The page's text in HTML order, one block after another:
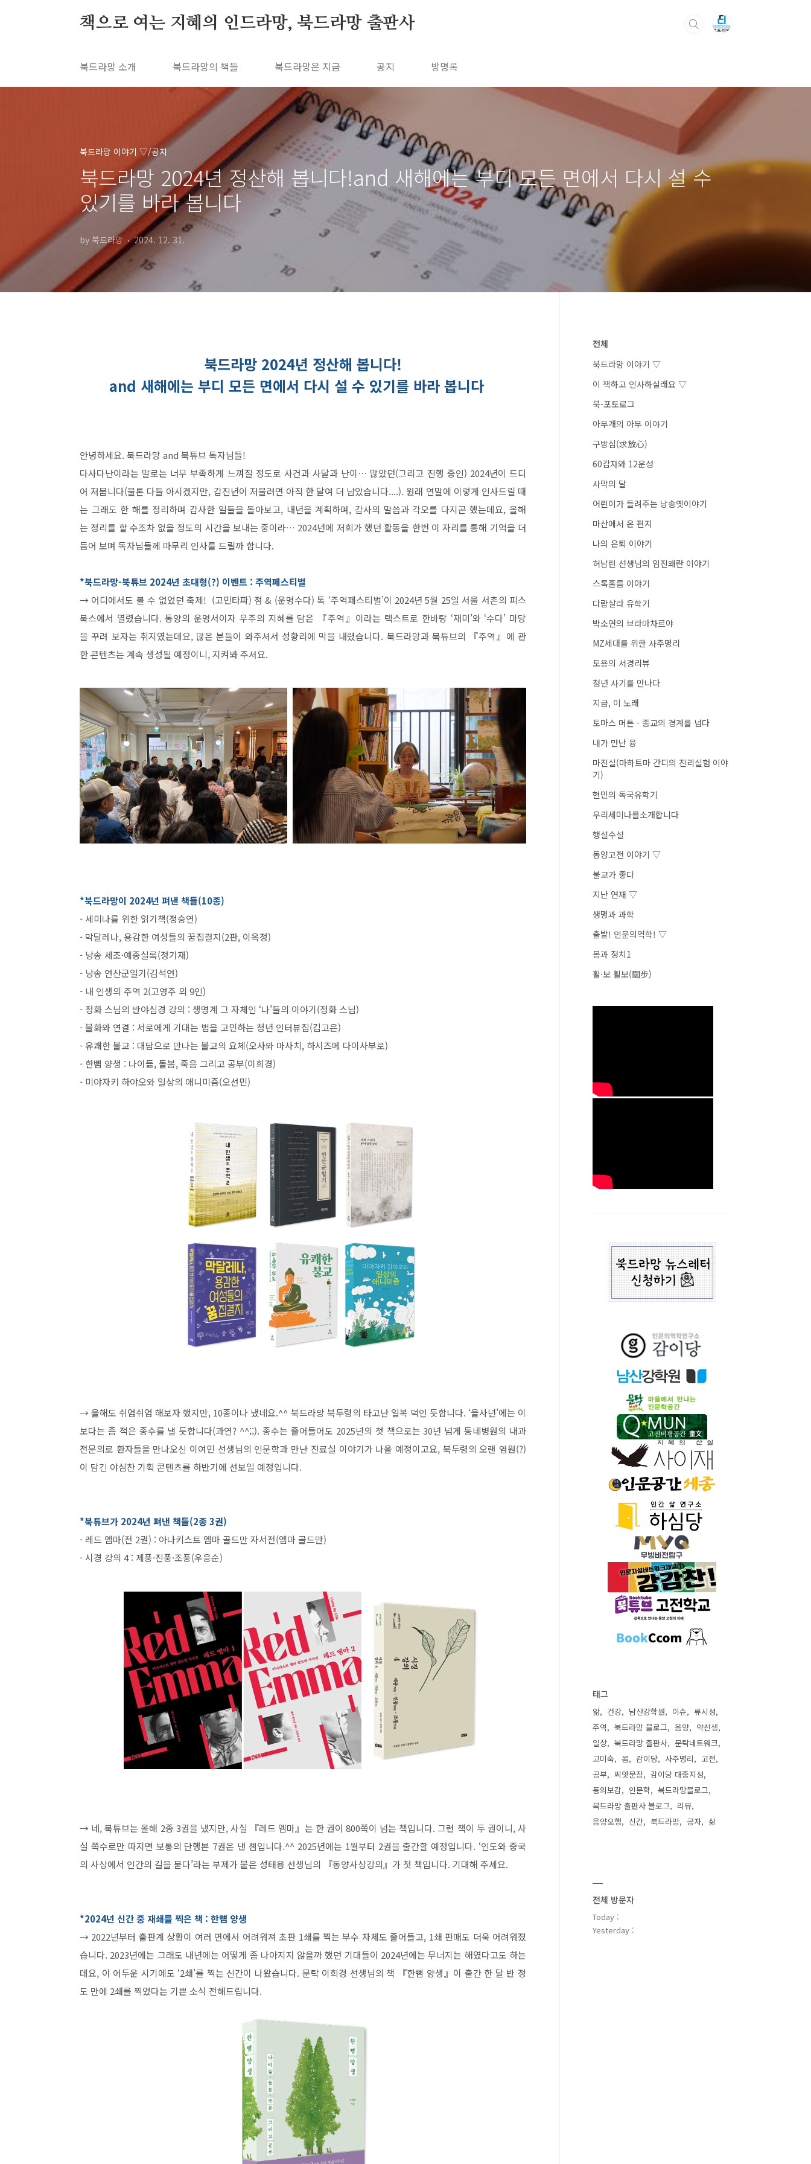
책으로 여는 지혜의 인드라망, 북드라망 출판사
북드라망 소개 북드라망의 책들 북드라망은 지금 공지 방명록
북드라망 이야기 ▽/공지
북드라망 2024년 정산해 봅니다!and 새해에는 부디 모든 면에서 다시 설 수
있기를 바라 봅니다
by 북드라망 2024. 12. 31.
북드라망 2024년 정산해 봅니다!
and 새해에는 부디 모든 면에서 다시 설 수 있기를 바라 봅니다
안녕하세요. 북드라망 and 북튜브 독자님들!
다사다난이라는 말로는 너무 부족하게 느껴질 정도로 사건과 사달과 난이… 많았던(그리고 진행 중인) 2024년이 드디
어 저뭅니다(물론 다들 아시겠지만, 갑진년이 저물려면 아직 한 달여 더 남았습니다....). 원래 연말에 이렇게 인사드릴 때
는 그래도 한 해를 정리하며 감사한 일들을 돌아보고, 내년을 계획하며, 감사의 말씀과 각오를 다지곤 했는데요, 올해
는 정리를 할 수조차 없을 정도의 시간을 보내는 중이라… 2024년에 저희가 했던 활동을 한번 이 자리를 통해 기억을 더
듬어 보며 독자님들께 마무리 인사를 드릴까 합니다.
*북드라망-북튜브 2024년 초대형(?) 이벤트 : 주역페스티벌
→ 어디에서도 볼 수 없었던 축제! (고민타파) 점 & (운명수다) 톡 ‘주역페스티벌’이 2024년 5월 25일 서울 서촌의 피스
북스에서 열렸습니다. 동양의 운명서이자 우주의 지혜를 담은 『주역』이라는 텍스트로 한바탕 ‘재미’와 ‘수다’ 마당
을 꾸려 보자는 취지였는데요, 많은 분들이 와주셔서 성황리에 막을 내렸습니다. 북드라망과 북튜브의 『주역』에 관
한 콘텐츠는 계속 생성될 예정이니, 지켜봐 주셔요.
*북드라망이 2024년 펴낸 책들(10종)
- 세미나를 위한 읽기책(정승연)
- 막달레나, 용감한 여성들의 꿈집결지(2판, 이옥정)
- 낭송 세조·예종실록(정기재)
- 낭송 연산군일기(김석연)
- 내 인생의 주역 2(고영주 외 9인)
- 정화 스님의 반야심경 강의 : 생명계 그 자체인 ‘나’들의 이야기(정화 스님)
- 불화와 연결 : 서로에게 기대는 법을 고민하는 청년 인터뷰집(김고은)
- 유쾌한 불교 : 대담으로 만나는 불교의 요체(오사와 마사치, 하시즈메 다이사부로)
- 한뼘 양생 : 나이듦, 돌봄, 죽음 그리고 공부(이희경)
- 미야자키 하야오와 일상의 애니미즘(오선민)
→ 올해도 쉬엄쉬엄 해보자 했지만, 10종이나 냈네요.^^ 북드라망 북두령의 타고난 일복 덕인 듯합니다. ‘을사년’에는 이
보다는 좀 적은 종수를 낼 듯합니다(과연? ^^;;). 종수는 줄어들어도 2025년의 첫 책으로는 30년 넘게 동네병원의 내과
전문의로 환자들을 만나오신 이여민 선생님의 인문학과 만난 진료실 이야기가 나올 예정이고요, 북두령의 오랜 염원(?)
이 담긴 야심찬 기획 콘텐츠를 하반기에 선보일 예정입니다.
*북튜브가 2024년 펴낸 책들(2종 3권)
- 레드 엠마(전 2권) : 아나키스트 엠마 골드만 자서전(엠마 골드만)
- 시경 강의 4 : 제풍·진풍·조풍(우응순)
→ 네, 북튜브는 올해 2종 3권을 냈지만, 사실 『레드 엠마』는 한 권이 800쪽이 넘는 책입니다. 그런 책이 두 권이니, 사
실 쪽수로만 따지면 보통의 단행본 7권은 낸 셈입니다.^^ 2025년에는 1월부터 2권을 출간할 예정입니다. ‘인도와 중국
의 사상에서 인간의 길을 묻다’라는 부제가 붙은 성태용 선생님의 『동양사상강의』가 첫 책입니다. 기대해 주세요.
*2024년 신간 중 재쇄를 찍은 책 : 한뼘 양생
→ 2022년부터 출판계 상황이 여러 면에서 어려워져 초판 1쇄를 찍는 부수 자체도 줄어들고, 1쇄 판매도 더욱 어려워졌
습니다. 2023년에는 그래도 내년에는 어떻게 좀 나아지지 않을까 했던 기대들이 2024년에는 무너지는 해였다고도 하는
데요, 이 어두운 시기에도 ‘2쇄’를 찍는 신간이 나왔습니다. 문탁 이희경 선생님의 책 『한뼘 양생』이 출간 한 달 반 정
도 만에 2쇄를 찍었다는 기쁜 소식 전해드립니다.
전체
북드라망 이야기 ▽
이 책하고 인사하실래요 ▽
북-포토로그
아무개의 아무 이야기
구방심(求放心)
60갑자와 12운성
사막의 달
어린이가 들려주는 낭송옛이야기
마산에서 온 편지
나의 은퇴 이야기
허남린 선생님의 임진왜란 이야기
스톡홀름 이야기
다람살라 유학기
박소연의 브라마차르야
MZ세대를 위한 사주명리
토용의 서경리뷰
청년 사기를 만나다
지금, 이 노래
토마스 머튼 - 종교의 경계를 넘다
내가 만난 융
마진실(마하트마 간디의 진리실험 이야
기)
현민의 독국유학기
우리세미나를소개합니다
행설수설
동양고전 이야기 ▽
불교가 좋다
지난 연재 ▽
생명과 과학
출발! 인문의역학! ▽
몸과 정치1
활·보 활보(闊步)
태그
앎 건강 남산강학원 이슈
류시성
주역
북드라망 블로그 음양
약선생
일상
북드라망 출판사
문탁네트워크
고미숙
몸 감이당 사주명리
고전
공부
씨앗문장
감이당 대중지성
동의보감
인문학
북드라망블로그
북드라망 출판사 블로그
리뷰
음양오행
신간 북드라망 공자 삶
전체 방문자
Today :
Yesterday :